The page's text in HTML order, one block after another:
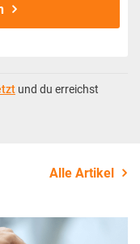
und du erreichst
Alle Artikel